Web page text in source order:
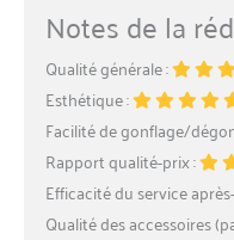
Notes de la
Qualité générale :
Esthétique :
Facilité de gonflage/
Rapport qualité-prix :
Efficacité du service
Qualité des accessoires